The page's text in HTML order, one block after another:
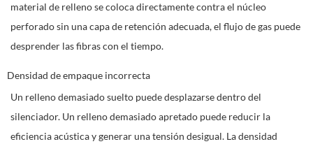
material de relleno se coloca directamente contra el núcleo
perforado sin una capa de retención adecuada, el flujo de gas puede
desprender las fibras con el tiempo.
Densidad de empaque incorrecta
Un relleno demasiado suelto puede desplazarse dentro del
silenciador. Un relleno demasiado apretado puede reducir la
eficiencia acústica y generar una tensión desigual. La densidad